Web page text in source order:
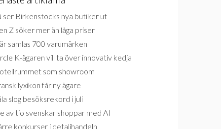
ser Birkenstocks nya butiker ut
Z söker mer än låga priser
samlas 700 varumärken
K-ägaren vill ta över innovativ kedja
som showroom
lyxikon får ny ägare
slog besöksrekord i juli
av tio svenskar shoppar med AI
konkurser i detaljhandeln